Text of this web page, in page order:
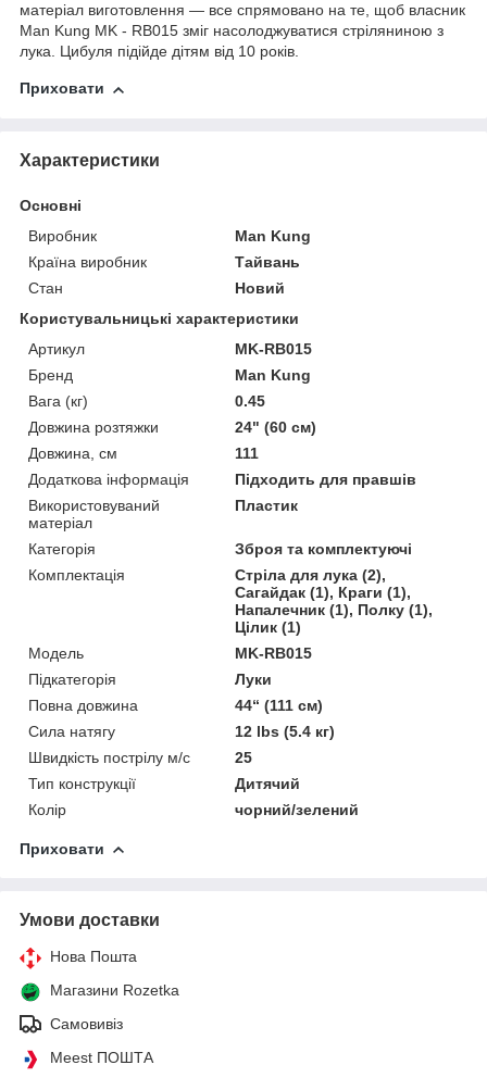
матеріал виготовлення — все спрямовано на те, щоб власник
Man Kung MK - RB015 зміг насолоджуватися стріляниною з
лука. Цибуля підійде дітям від 10 років.
Приховати
Характеристики
Основні
Виробник
Man Kung
Країна виробник
Тайвань
Стан
Новий
Користувальницькі характеристики
Артикул
MK-RB015
Бренд
Man Kung
Вага (кг)
0.45
Довжина розтяжки
24" (60 см)
Довжина, см
111
Додаткова інформація
Підходить для правшів
Використовуваний
матеріал
Пластик
Категорія
Зброя та комплектуючі
Комплектація
Стріла для лука (2),
Сагайдак (1), Краги (1),
Напалечник (1), Полку (1),
Цілик (1)
Мoдель
MK-RB015
Підкатегорія
Луки
Повна довжина
44“ (111 см)
Сила натягу
12 lbs (5.4 кг)
Швидкість пострілу м/с
25
Тип конструкції
Дитячий
Колір
чорний/зелений
Приховати
Умови доставки
Нова Пошта
Магазини Rozetka
Самовивіз
Meest ПОШТА